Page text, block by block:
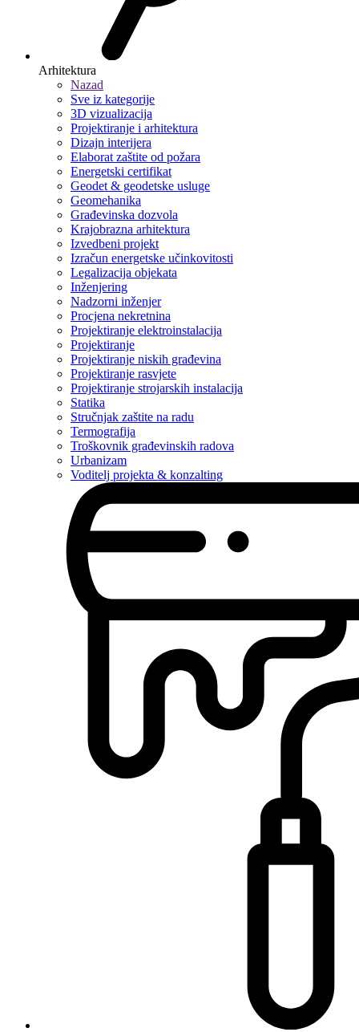
Arhitektura
Nazad
Sve iz kategorije
3D vizualizacija
Projektiranje i arhitektura
Dizajn interijera
Elaborat zaštite od požara
Energetski certifikat
Geodet & geodetske usluge
Geomehanika
Građevinska dozvola
Krajobrazna arhitektura
Izvedbeni projekt
Izračun energetske učinkovitosti
Legalizacija objekata
Inženjering
Nadzorni inženjer
Procjena nekretnina
Projektiranje elektroinstalacija
Projektiranje
Projektiranje niskih građevina
Projektiranje rasvjete
Projektiranje strojarskih instalacija
Statika
Stručnjak zaštite na radu
Termografija
Troškovnik građevinskih radova
Urbanizam
Voditelj projekta & konzalting